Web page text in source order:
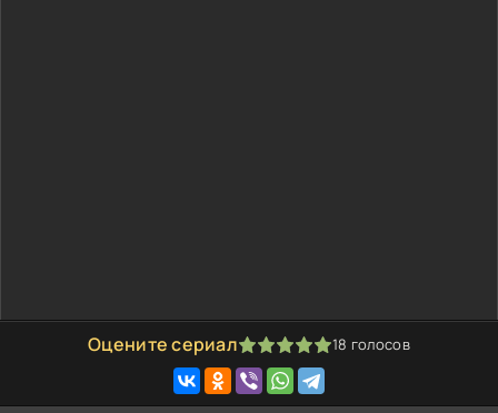
Оцените сериал
1 2 3 4 5 18 голосов